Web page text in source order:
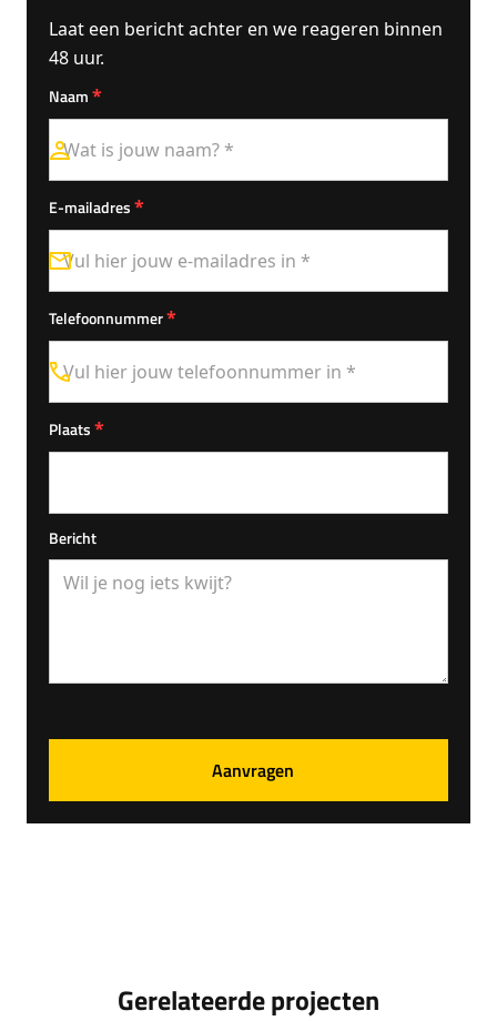
Laat een bericht achter en we reageren binnen
48 uur.
Naam*
E-mailadres*
Telefoonnummer*
Plaats*
Bericht
Gerelateerde projecten